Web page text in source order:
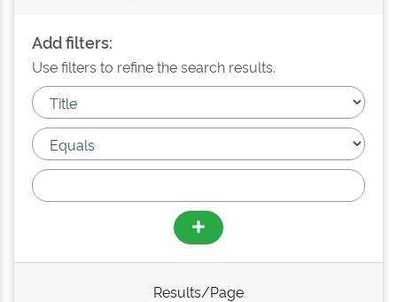
Add filters:
Use filters to refine the search results.
Results/Page